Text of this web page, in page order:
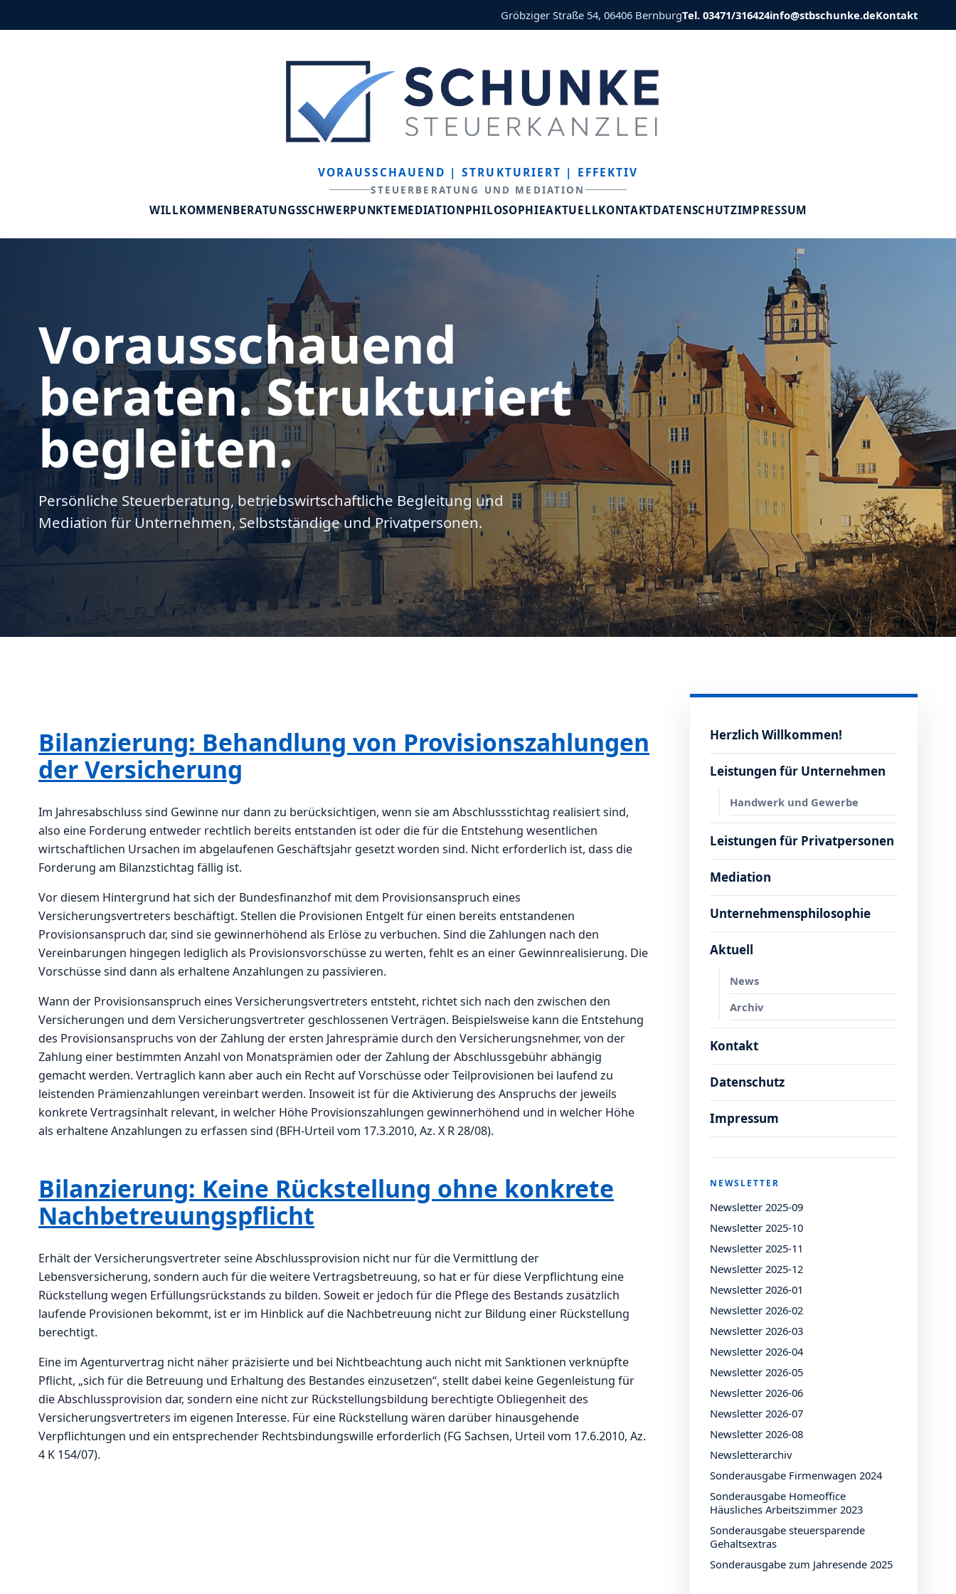
Gröbziger Straße 54, 06406 BernburgTel. 03471/316424info@stbschunke.deKontakt
VORAUSSCHAUEND | STRUKTURIERT | EFFEKTIV
STEUERBERATUNG UND MEDIATION
WILLKOMMENBERATUNGSSCHWERPUNKTEMEDIATIONPHILOSOPHIEAKTUELLKONTAKTDATENSCHUTZIMPRESSUM
Vorausschauend
beraten. Strukturiert
begleiten.
Persönliche Steuerberatung, betriebswirtschaftliche Begleitung und
Mediation für Unternehmen, Selbstständige und Privatpersonen.
Bilanzierung: Behandlung von Provisionszahlungen
der Versicherung
Im Jahresabschluss sind Gewinne nur dann zu berücksichtigen, wenn sie am Abschlussstichtag realisiert sind,
also eine Forderung entweder rechtlich bereits entstanden ist oder die für die Entstehung wesentlichen
wirtschaftlichen Ursachen im abgelaufenen Geschäftsjahr gesetzt worden sind. Nicht erforderlich ist, dass die
Forderung am Bilanzstichtag fällig ist.
Vor diesem Hintergrund hat sich der Bundesfinanzhof mit dem Provisionsanspruch eines
Versicherungsvertreters beschäftigt. Stellen die Provisionen Entgelt für einen bereits entstandenen
Provisionsanspruch dar, sind sie gewinnerhöhend als Erlöse zu verbuchen. Sind die Zahlungen nach den
Vereinbarungen hingegen lediglich als Provisionsvorschüsse zu werten, fehlt es an einer Gewinnrealisierung. Die
Vorschüsse sind dann als erhaltene Anzahlungen zu passivieren.
Wann der Provisionsanspruch eines Versicherungsvertreters entsteht, richtet sich nach den zwischen den
Versicherungen und dem Versicherungsvertreter geschlossenen Verträgen. Beispielsweise kann die Entstehung
des Provisionsanspruchs von der Zahlung der ersten Jahresprämie durch den Versicherungsnehmer, von der
Zahlung einer bestimmten Anzahl von Monatsprämien oder der Zahlung der Abschlussgebühr abhängig
gemacht werden. Vertraglich kann aber auch ein Recht auf Vorschüsse oder Teilprovisionen bei laufend zu
leistenden Prämienzahlungen vereinbart werden. Insoweit ist für die Aktivierung des Anspruchs der jeweils
konkrete Vertragsinhalt relevant, in welcher Höhe Provisionszahlungen gewinnerhöhend und in welcher Höhe
als erhaltene Anzahlungen zu erfassen sind (BFH-Urteil vom 17.3.2010, Az. X R 28/08).
Bilanzierung: Keine Rückstellung ohne konkrete
Nachbetreuungspflicht
Erhält der Versicherungsvertreter seine Abschlussprovision nicht nur für die Vermittlung der
Lebensversicherung, sondern auch für die weitere Vertragsbetreuung, so hat er für diese Verpflichtung eine
Rückstellung wegen Erfüllungsrückstands zu bilden. Soweit er jedoch für die Pflege des Bestands zusätzlich
laufende Provisionen bekommt, ist er im Hinblick auf die Nachbetreuung nicht zur Bildung einer Rückstellung
berechtigt.
Eine im Agenturvertrag nicht näher präzisierte und bei Nichtbeachtung auch nicht mit Sanktionen verknüpfte
Pflicht, „sich für die Betreuung und Erhaltung des Bestandes einzusetzen“, stellt dabei keine Gegenleistung für
die Abschlussprovision dar, sondern eine nicht zur Rückstellungsbildung berechtigte Obliegenheit des
Versicherungsvertreters im eigenen Interesse. Für eine Rückstellung wären darüber hinausgehende
Verpflichtungen und ein entsprechender Rechtsbindungswille erforderlich (FG Sachsen, Urteil vom 17.6.2010, Az.
4 K 154/07).
Herzlich Willkommen!
Leistungen für Unternehmen
Handwerk und Gewerbe
Leistungen für Privatpersonen
Mediation
Unternehmensphilosophie
Aktuell
News
Archiv
Kontakt
Datenschutz
Impressum
NEWSLETTER
Newsletter 2025-09
Newsletter 2025-10
Newsletter 2025-11
Newsletter 2025-12
Newsletter 2026-01
Newsletter 2026-02
Newsletter 2026-03
Newsletter 2026-04
Newsletter 2026-05
Newsletter 2026-06
Newsletter 2026-07
Newsletter 2026-08
Newsletterarchiv
Sonderausgabe Firmenwagen 2024
Sonderausgabe Homeoffice
Häusliches Arbeitszimmer 2023
Sonderausgabe steuersparende
Gehaltsextras
Sonderausgabe zum Jahresende 2025